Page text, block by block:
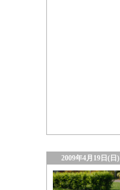
2009年4月19日(日)